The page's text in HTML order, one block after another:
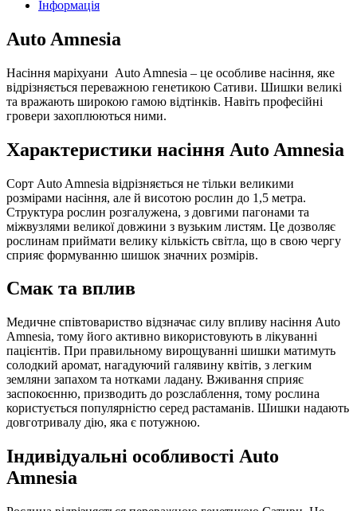
Iнформація
Auto Amnesia
Насіння маріхуани Auto Amnesia – це особливе насіння, яке
відрізняється переважною генетикою Сативи. Шишки великі
та вражають широкою гамою відтінків. Навіть професійні
гровери захоплюються ними.
Характеристики насіння Auto Amnesia
Сорт Auto Amnesia відрізняється не тільки великими
розмірами насіння, але й висотою рослин до 1,5 метра.
Структура рослин розгалужена, з довгими пагонами та
міжвузлями великої довжини з вузьким листям. Це дозволяє
рослинам приймати велику кількість світла, що в свою чергу
сприяє формуванню шишок значних розмірів.
Смак та вплив
Медичне співтовариство відзначає силу впливу насіння Auto
Amnesia, тому його активно використовують в лікуванні
пацієнтів. При правильному вирощуванні шишки матимуть
солодкий аромат, нагадуючий галявину квітів, з легким
земляни запахом та нотками ладану. Вживання сприяє
заспокоєнню, призводить до розслаблення, тому рослина
користується популярністю серед растаманів. Шишки надають
довготривалу дію, яка є потужною.
Індивідуальні особливості Auto
Amnesia